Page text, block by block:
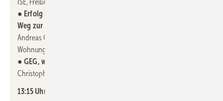
ISE, Freiburg
● Erfolg braucht Ehrlichkeit – Was wirklich hilft auf dem
Weg zur CO
Andreas Otto, Vorstand der Gifhorner
Wohnungsbaugenossenschaft eG
● GEG, was wissen wir und wie geht es weiter
Christoph Hurst, Bosch Thermotechnik GmbH
13:15 Uhr Mittagspause